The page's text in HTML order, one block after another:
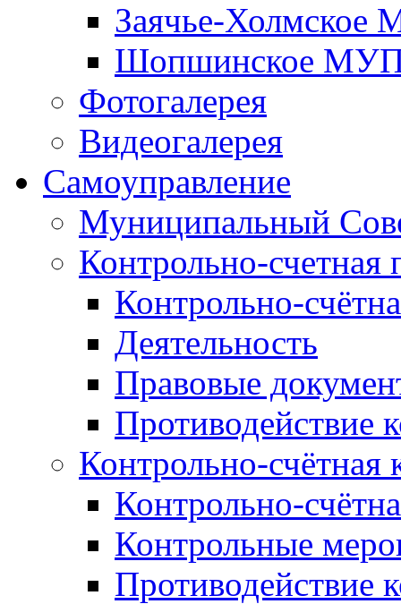
Заячье-
Шопшинское
Фотогалерея
Видеогалерея
Самоуправление
Муниципальный
Контрольно-счетная
Контрольно-
Деятельность
Правовые
Противодействие
Контрольно-счётная
Контрольно-
Контрольные
Противодействие